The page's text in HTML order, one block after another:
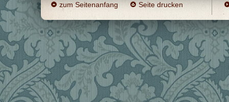
zum Seitenanfang Seite drucken